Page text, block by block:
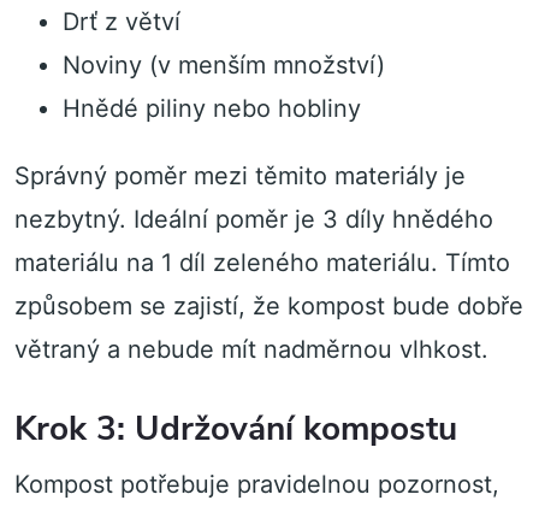
Drť z větví
Noviny (v menším množství)
Hnědé piliny nebo hobliny
Správný poměr mezi těmito materiály je
nezbytný. Ideální poměr je 3 díly hnědého
materiálu na 1 díl zeleného materiálu. Tímto
způsobem se zajistí, že kompost bude dobře
větraný a nebude mít nadměrnou vlhkost.
Krok 3: Udržování kompostu
Kompost potřebuje pravidelnou pozornost,